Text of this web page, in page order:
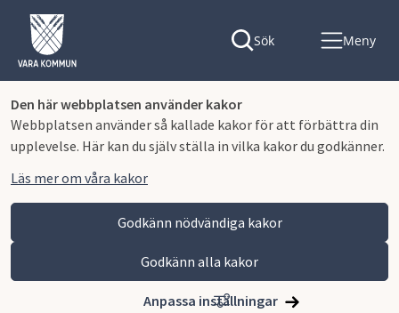
Den här webbplatsen använder kakor
Webbplatsen använder så kallade kakor för att förbättra din
upplevelse. Här kan du själv ställa in vilka kakor du godkänner.
Läs mer om våra kakor
Godkänn nödvändiga kakor
Godkänn alla kakor
Anpassa inställningar
Sök Meny
Lagmansgymnasiet Nyhetsarkiv Lagmansgymnasiet